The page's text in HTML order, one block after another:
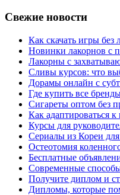
Свежие новости
Как скачать игры без
Новинки лакорнов с
Лакорны с
Сливы курсов: что
Дорамы онлайн с
Где купить все
Сигареты оптом без
Как адаптироваться
Курсы для
Сериалы из Кореи
Остеотомия
Бесплатные
Современные
Получите диплом и
Дипломы, которые